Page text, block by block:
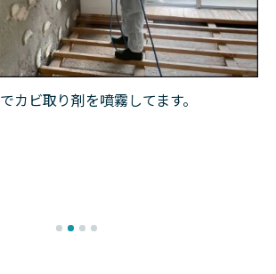
カビ取り剤を噴霧してます。